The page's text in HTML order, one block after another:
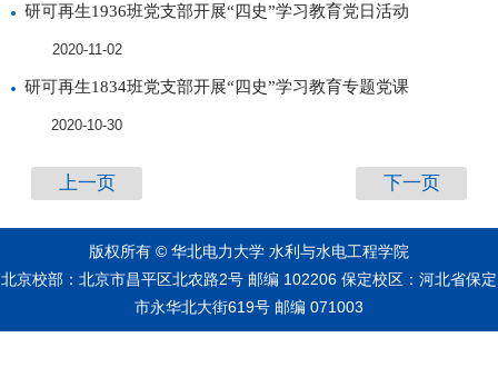
研可再生1936班党支部开展“四史”学习教育党日活动
2020-11-02
研可再生1834班党支部开展“四史”学习教育专题党课
2020-10-30
上一页 下一页
版权所有 © 华北电力大学 水利与水电工程学院
北京校部：北京市昌平区北农路2号 邮编 102206 保定校区：河北省保定
市永华北大街619号 邮编 071003